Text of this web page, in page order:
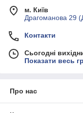
м. Київ
Драгоманова 29
Контакти
Сьогодні
Показати весь
Про нас